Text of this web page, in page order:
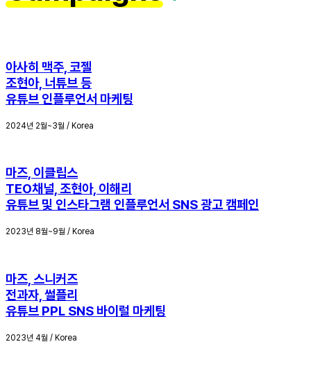
아사히 맥주, 코젤
조현아, 너튜브 등
유튜브 인플루언서 마케팅
2024년 2월~3월 / Korea
마즈, 이클립스
TEO채널, 조현아, 이해리
유튜브 및 인스타그램 인플루언서 SNS 광고 캠페인
2023년 8월~9월 / Korea
마즈, 스니커즈
전과자, 썰플리
유튜브 PPL SNS 바이럴 마케팅
2023년 4월 / Korea